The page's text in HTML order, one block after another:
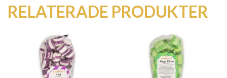
RELATERADE PRODUKTER